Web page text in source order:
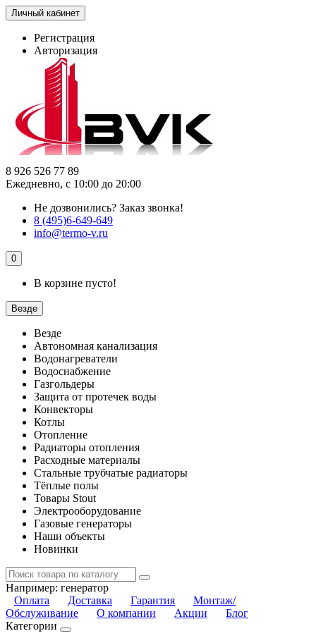
Личный кабинет
Регистрация
Авторизация
8 926 526 77 89
Ежедневно, с 10:00 до 20:00
Не дозвонились? Заказ звонка!
8 (495)6-649-649
info@termo-v.ru
0
В корзине пусто!
Везде
Везде
Автономная канализация
Водонагреватели
Водоснабжение
Газгольдеры
Защита от протечек воды
Конвекторы
Котлы
Отопление
Радиаторы отопления
Расходные материалы
Стальные трубчатые радиаторы
Тёплые полы
Товары Stout
Электрооборудование
Газовые генераторы
Наши объекты
Новинки
Например: генератор
Оплата
Доставка Гарантия
Монтаж/
Обслуживание
О компании Акции
Блог
Категории